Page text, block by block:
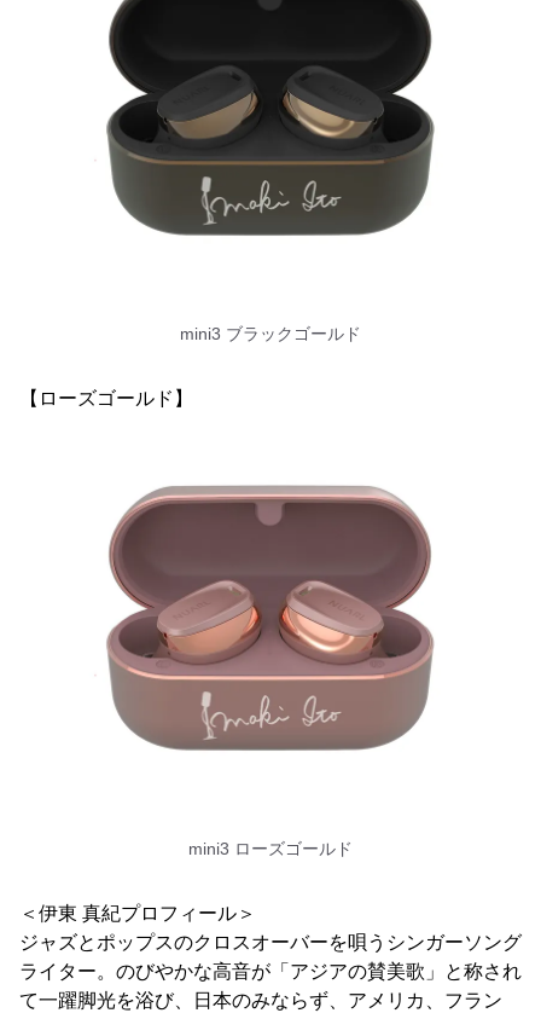
mini3 ブラックゴールド
【ローズゴールド】
mini3 ローズゴールド
＜伊東 真紀プロフィール＞
ジャズとポップスのクロスオーバーを唄うシンガーソング
ライター。のびやかな高音が「アジアの賛美歌」と称され
て一躍脚光を浴び、日本のみならず、アメリカ、フラン